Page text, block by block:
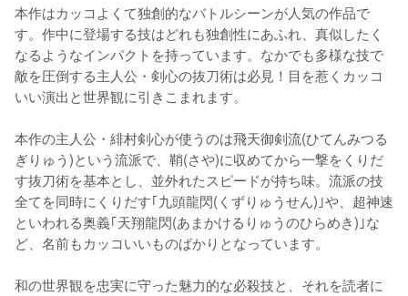
本作はカッコよくて独創的なバトルシーンが人気の作品で
す。作中に登場する技はどれも独創性にあふれ、真似したく
なるようなインパクトを持っています。なかでも多様な技で
敵を圧倒する主人公・剣心の抜刀術は必見！目を惹くカッコ
いい演出と世界観に引きこまれます。
本作の主人公・緋村剣心が使うのは飛天御剣流(ひてんみつる
ぎりゅう)という流派で、鞘(さや)に収めてから一撃をくりだ
す抜刀術を基本とし、並外れたスピードが持ち味。流派の技
全てを同時にくりだす｢九頭龍閃(くずりゅうせん)｣や、超神速
といわれる奥義｢天翔龍閃(あまかけるりゅうのひらめき)｣な
ど、名前もカッコいいものばかりとなっています。
和の世界観を忠実に守った魅力的な必殺技と、それを読者に